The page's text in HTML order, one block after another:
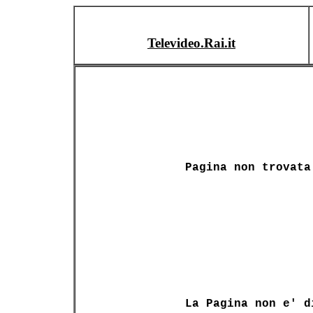
Televideo.Rai.it
Pagina non trovata
La Pagina non e'